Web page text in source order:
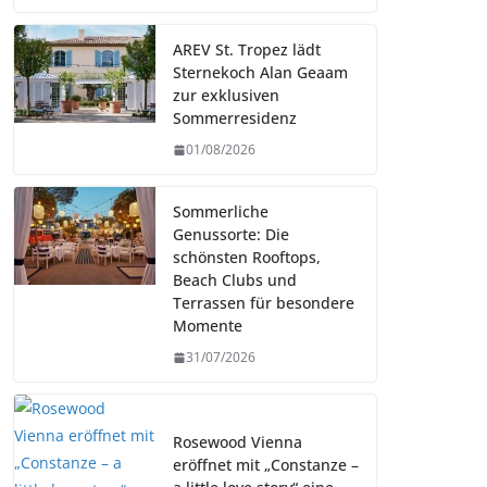
AREV St. Tropez lädt
Sternekoch Alan Geaam
zur exklusiven
Sommerresidenz
01/08/2026
Sommerliche
Genussorte: Die
schönsten Rooftops,
Beach Clubs und
Terrassen für besondere
Momente
31/07/2026
Rosewood Vienna
eröffnet mit „Constanze –